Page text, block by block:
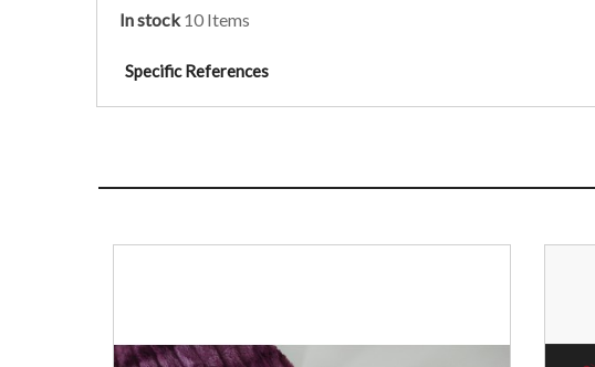
In stock 10 Items
Specific References